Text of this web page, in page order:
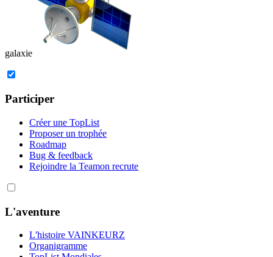
galaxie
Participer
Créer une TopList
Proposer un trophée
Roadmap
Bug & feedback
Rejoindre la Teamon recrute
L'aventure
L'histoire VAINKEURZ
Organigramme